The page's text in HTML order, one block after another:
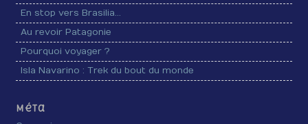
En stop vers Brasilia…
Au revoir Patagonie
Pourquoi voyager ?
Isla Navarino : Trek du bout du monde
Méta